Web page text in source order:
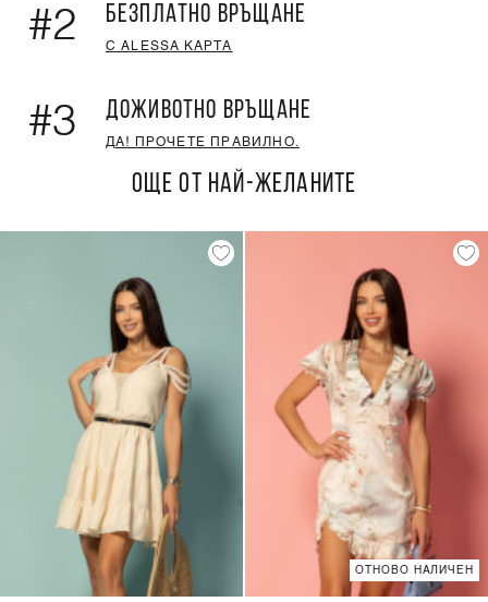
#2 БЕЗПЛАТНО ВРЪЩАНЕ
С ALESSA КАРТА
#3 ДОЖИВОТНО ВРЪЩАНЕ
ДА! ПРОЧЕТЕ ПРАВИЛНО.
ОЩЕ ОТ НАЙ-ЖЕЛАНИТЕ
ОТНОВО НАЛИЧЕН